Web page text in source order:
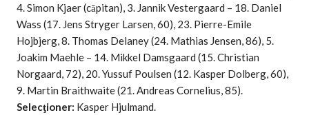
4. Simon Kjaer (căpitan), 3. Jannik Vestergaard – 18. Daniel
Wass (17. Jens Stryger Larsen, 60), 23. Pierre-Emile
Hojbjerg, 8. Thomas Delaney (24. Mathias Jensen, 86), 5.
Joakim Maehle – 14. Mikkel Damsgaard (15. Christian
Norgaard, 72), 20. Yussuf Poulsen (12. Kasper Dolberg, 60),
9. Martin Braithwaite (21. Andreas Cornelius, 85).
Selecţioner: Kasper Hjulmand.